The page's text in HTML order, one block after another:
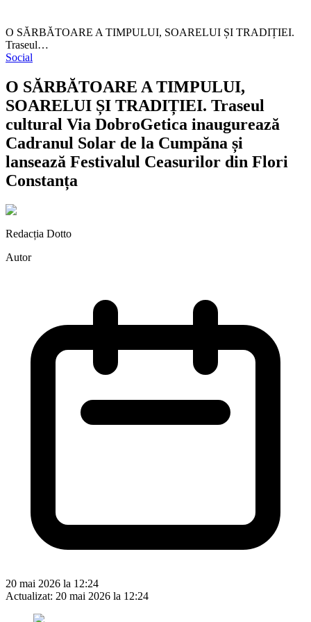
O SĂRBĂTOARE A TIMPULUI, SOARELUI ȘI TRADIȚIEI.
Traseul…
Social
O SĂRBĂTOARE A TIMPULUI,
SOARELUI ȘI TRADIȚIEI. Traseul
cultural Via DobroGetica inaugurează
Cadranul Solar de la Cumpăna și
lansează Festivalul Ceasurilor din Flori
Constanța
Redacția Dotto
Autor
20 mai 2026 la 12:24
Actualizat: 20 mai 2026 la 12:24